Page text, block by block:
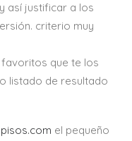
así justificar a los
criterio muy
que te los
listado de resultado
pisos.com el pequeño